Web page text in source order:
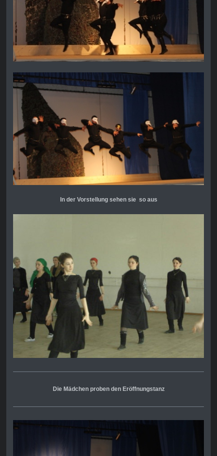
In der Vorstellung sehen sie so aus
Die Mädchen proben den Eröffnungstanz